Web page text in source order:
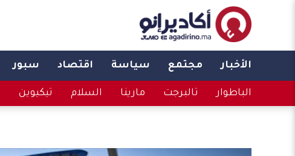
الأخبار مجتمع سياسة اقتصاد سبور
الباطوار تالبرجت مارينا السلام تيكيوين